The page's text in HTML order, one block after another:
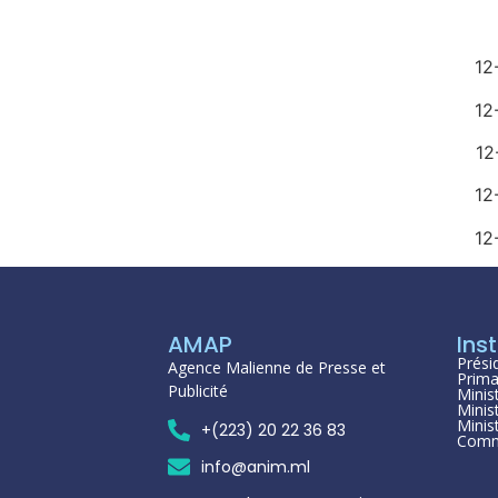
AMAP
Agence Malienne de Presse et
Publicité
+(223) 20 22 36 83
info@anim.ml